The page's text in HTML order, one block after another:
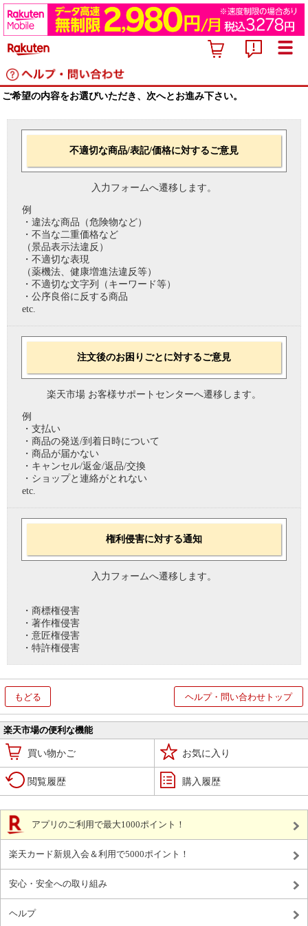
ご希望の内容をお選びいただき、次へとお進み下さい。
不適切な商品/表記/価格に対するご意見
入力フォームへ遷移します。
例
・違法な商品（危険物など）
・不当な二重価格など
（景品表示法違反）
・不適切な表現
（薬機法、健康増進法違反等）
・不適切な文字列（キーワード等）
・公序良俗に反する商品
etc.
注文後のお困りごとに対するご意見
楽天市場 お客様サポートセンターへ遷移します。
例
・支払い
・商品の発送/到着日時について
・商品が届かない
・キャンセル/返金/返品/交換
・ショップと連絡がとれない
etc.
権利侵害に対する通知
入力フォームへ遷移します。
・商標権侵害
・著作権侵害
・意匠権侵害
・特許権侵害
もどる ヘルプ・問い合わせトップ
楽天市場の便利な機能
買い物かご お気に入り
閲覧履歴 購入履歴
アプリのご利用で最大1000ポイント！
楽天カード新規入会＆利用で5000ポイント！
安心・安全への取り組み
ヘルプ